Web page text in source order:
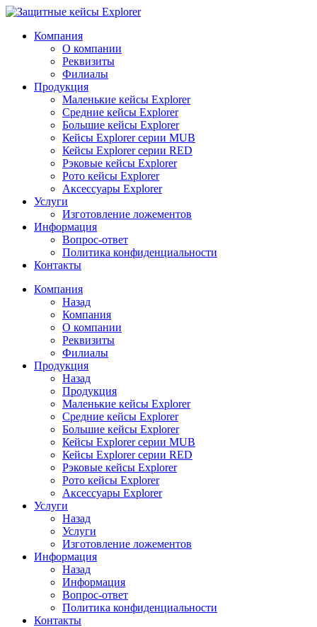
Компания
О компании
Реквизиты
Филиалы
Продукция
Маленькие кейсы Explorer
Средние кейсы Explorer
Большие кейсы Explorer
Кейсы Explorer серии MUB
Кейсы Explorer серии RED
Рэковые кейсы Explorer
Рото кейсы Explorer
Аксессуары Explorer
Услуги
Изготовление ложементов
Информация
Вопрос-ответ
Политика конфиденциальности
Контакты
Компания
Назад
Компания
О компании
Реквизиты
Филиалы
Продукция
Назад
Продукция
Маленькие кейсы Explorer
Средние кейсы Explorer
Большие кейсы Explorer
Кейсы Explorer серии MUB
Кейсы Explorer серии RED
Рэковые кейсы Explorer
Рото кейсы Explorer
Аксессуары Explorer
Услуги
Назад
Услуги
Изготовление ложементов
Информация
Назад
Информация
Вопрос-ответ
Политика конфиденциальности
Контакты